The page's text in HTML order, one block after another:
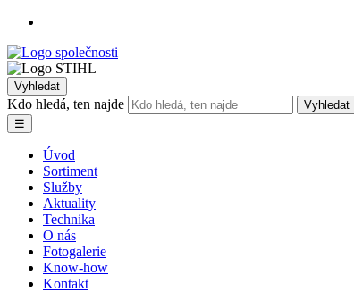
Vyhledat
Kdo hledá, ten najde
Vyhledat
☰
Úvod
Sortiment
Služby
Aktuality
Technika
O nás
Fotogalerie
Know-how
Kontakt